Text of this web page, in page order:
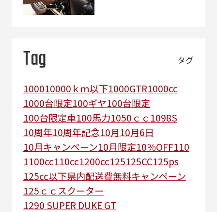
Tag タグ
100010000ｋｍ以下1000GTR1000cc
1000台限定100ギヤ100台限定
100台限定車100馬力1050ｃｃ 1098S
10周年10周年記念10月10月6日
10月キャンペーン10月限定10％OFF110
1100cc110cc1200cc125125CC125ps
125㏄以下県内配送費無料キャンペーン
125ｃｃスクーター
1290 SUPER DUKE GT